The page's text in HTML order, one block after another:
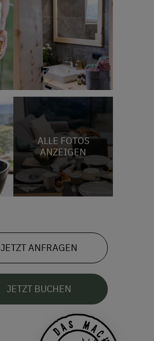
ALLE FOTOS
ANZEIGEN
JETZT ANFRAGEN
JETZT BUCHEN